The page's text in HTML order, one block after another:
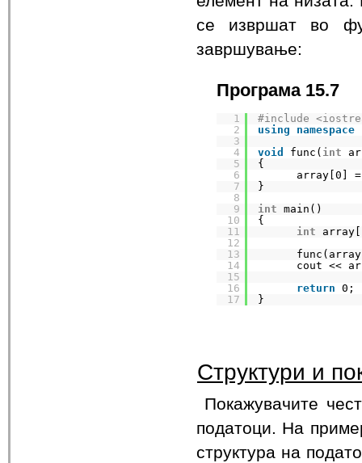
се извршат во
завршување:
Програма 15.7
1
2
3
4
5
6
7
8
9
10
11
12
13
14
15
16
17
#include
using
namespace
void
func( int
{
array[0]
}
int main()
{
int
cout
return 0;
}
Структури и
Покажувачите
податоци. На
структура на